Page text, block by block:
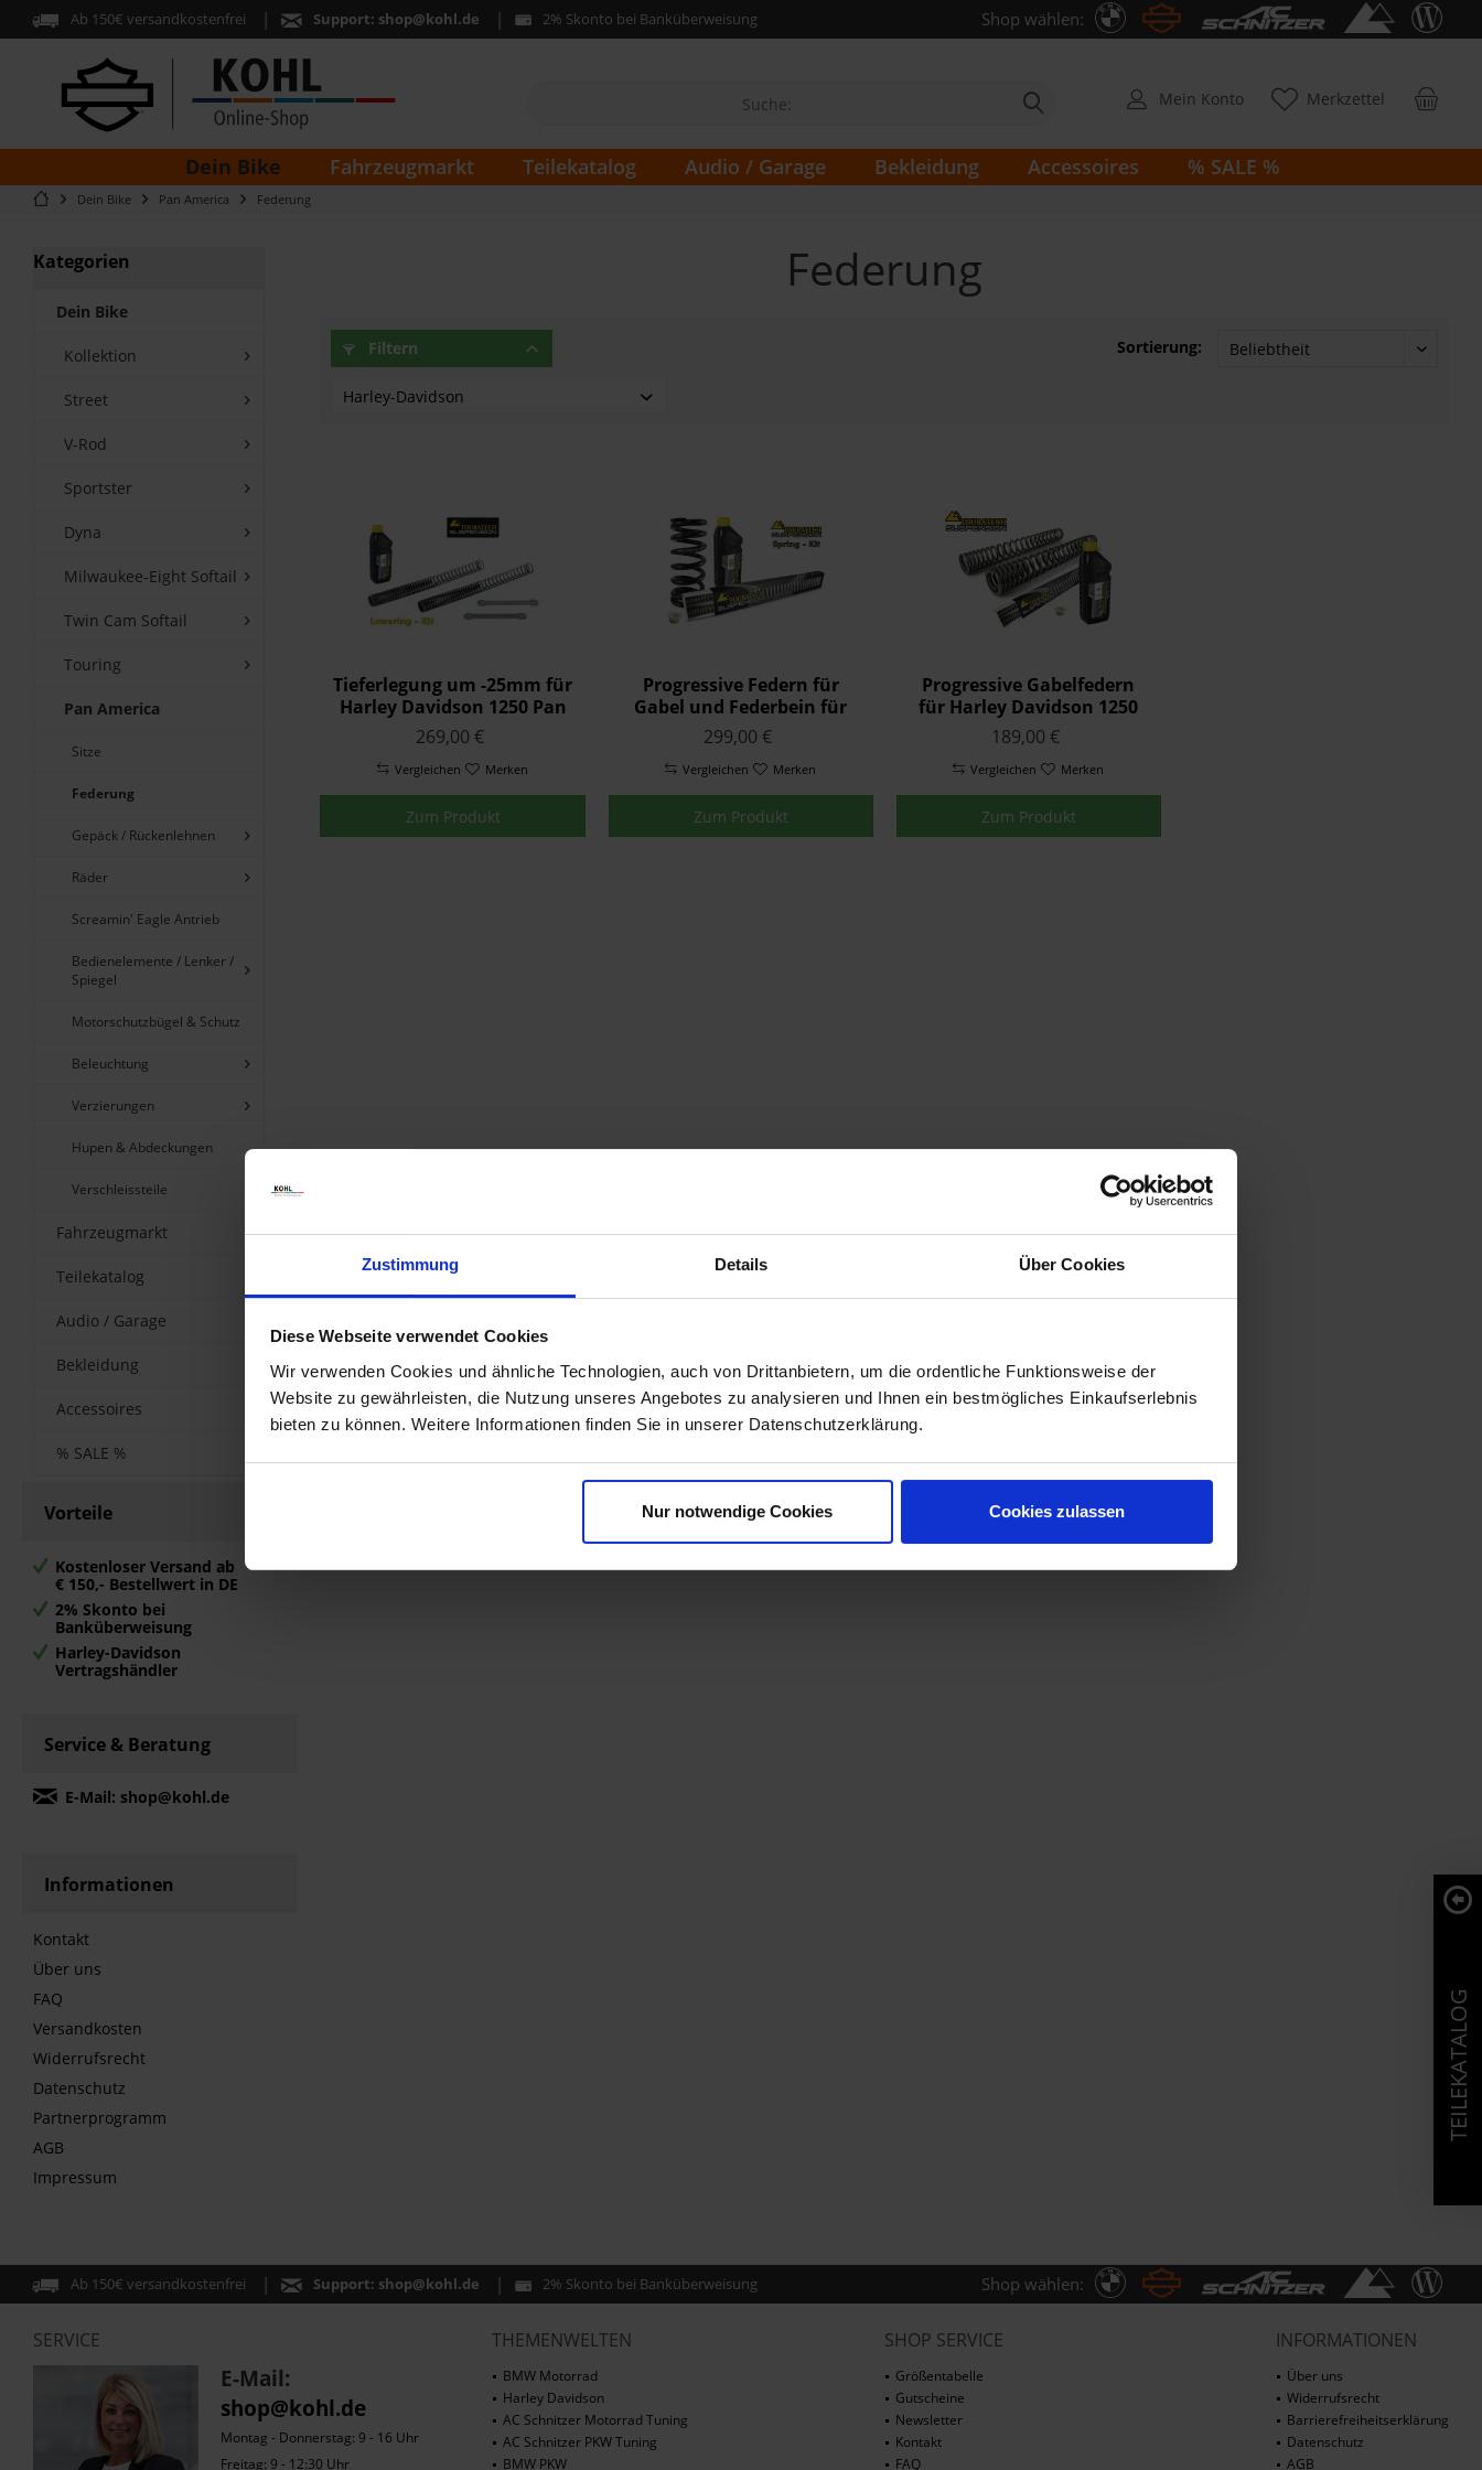
Zustimmung Details Über Cookies
Diese Webseite verwendet Cookies
Wir verwenden Cookies und ähnliche Technologien, auch von Drittanbietern, um die ordentliche Funktionsweise der
Website zu gewährleisten, die Nutzung unseres Angebotes zu analysieren und Ihnen ein bestmögliches Einkaufserlebnis
bieten zu können. Weitere Informationen finden Sie in unserer Datenschutzerklärung.
Nur notwendige Cookies Cookies zulassen
Ab 150€ versandkostenfrei Support: shop@kohl.de 2% Skonto bei Banküberweisung Shop wählen:
Merkzettel
Mein Konto
Dein Bike Fahrzeugmarkt Teilekatalog Audio / Garage Bekleidung Accessoires % SALE %
Dein Bike Pan America Federung
Kategorien
Dein Bike
Kollektion
Street
V-Rod
Sportster
Dyna
Milwaukee-Eight Softail
Twin Cam Softail
Touring
Pan America
Sitze
Federung
Gepäck / Rückenlehnen
Räder
Screamin' Eagle Antrieb
Bedienelemente / Lenker /
Spiegel
Motorschutzbügel & Schutz
Beleuchtung
Verzierungen
Hupen & Abdeckungen
Verschleissteile
Fahrzeugmarkt
Teilekatalog
Audio / Garage
Bekleidung
Accessoires
% SALE %
Vorteile
Kostenloser Versand ab
€ 150,- Bestellwert in DE
2% Skonto bei
Banküberweisung
Harley-Davidson
Vertragshändler
Service & Beratung
E-Mail: shop@kohl.de
Informationen
Kontakt
Über uns
FAQ
Versandkosten
Widerrufsrecht
Datenschutz
Partnerprogramm
AGB
Impressum
Federung
Filtern Sortierung:
Harley-Davidson
Tieferlegung um -25mm für
Harley Davidson 1250 Pan
America ab 2021
Gabelfedern und
Umlenkung +Nur oh
269,00 €
Vergleichen Merken
Zum Produkt
Progressive Federn für
Gabel und Federbein für
Harley Davidson 1250 Pan
America ab 2021
Austauschfed
299,00 €
Vergleichen Merken
Zum Produkt
Progressive Gabelfedern
für Harley Davidson 1250
Pan America ab 2021 +Nur
ohne elektronisches
Fahrwe
189,00 €
Vergleichen Merken
Zum Produkt
Ab 150€ versandkostenfrei Support: shop@kohl.de 2% Skonto bei Banküberweisung Shop wählen:
SERVICE
E-Mail:
shop@kohl.de
Montag - Donnerstag: 9 - 16 Uhr
Freitag: 9 - 12:30 Uhr
THEMENWELTEN
BMW Motorrad
Harley Davidson
AC Schnitzer Motorrad Tuning
AC Schnitzer PKW Tuning
BMW PKW
SHOP SERVICE
Größentabelle
Gutscheine
Newsletter
Kontakt
FAQ
INFORMATIONEN
Über uns
Widerrufsrecht
Barrierefreiheitserklärung
Datenschutz
AGB
TEILEKATALOG